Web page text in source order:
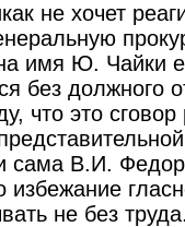
не хочет
имя Ю. Чайки
без должного
что это сговор
сама В.И.
не без